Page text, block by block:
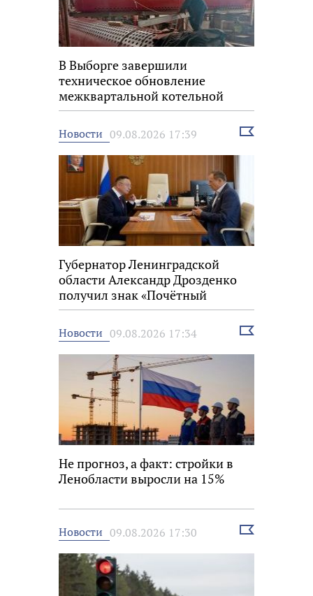
В Выборге завершили
техническое обновление
межквартальной котельной
Новости 09.08.2026 17:39
Выбрать
Губернатор Ленинградской
области Александр Дрозденко
получил знак «Почётный
строитель России»
Новости 09.08.2026 17:34
Выбрать
Не прогноз, а факт: стройки в
Ленобласти выросли на 15%
Новости 09.08.2026 17:30
Выбрать